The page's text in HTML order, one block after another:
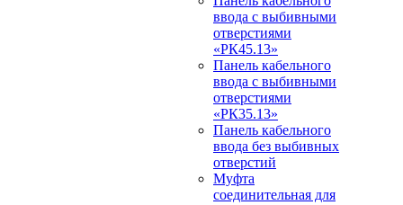
ввода с выбивными
отверстиями
«РК45.13»
Панель кабельного
ввода с выбивными
отверстиями
«РК35.13»
Панель кабельного
ввода без выбивных
отверстий
Муфта
соединительная для